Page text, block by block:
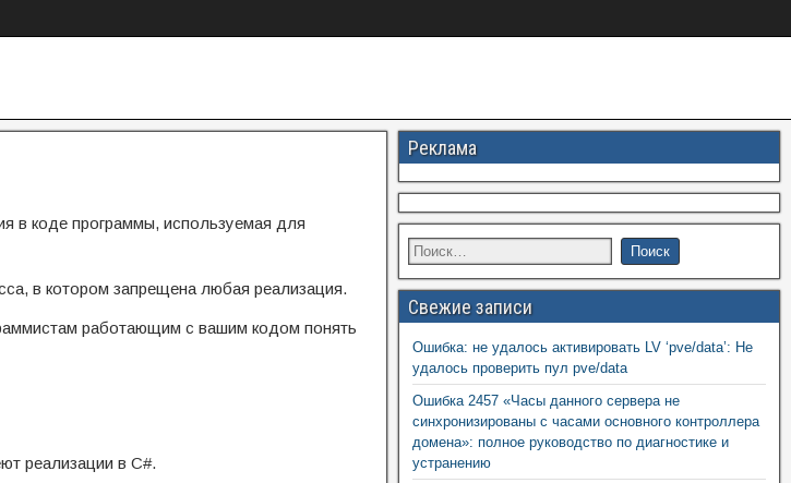
в коде программы, используемая для
в котором запрещена любая реализация.
работающим с вашим кодом понять
реализации в C#.
Реклама
Свежие записи
Ошибка: не удалось активировать LV ‘pve/data’: Не
удалось проверить пул pve/data
Ошибка 2457 «Часы данного сервера не
синхронизированы с часами основного контроллера
домена»: полное руководство по диагностике и
устранению